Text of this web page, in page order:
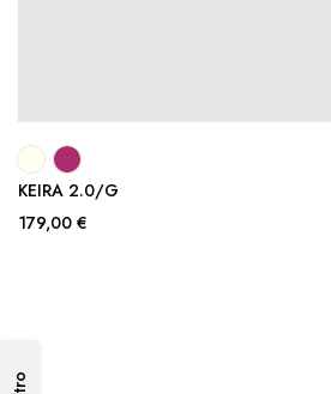
KEIRA 2.0/G
179,00 €